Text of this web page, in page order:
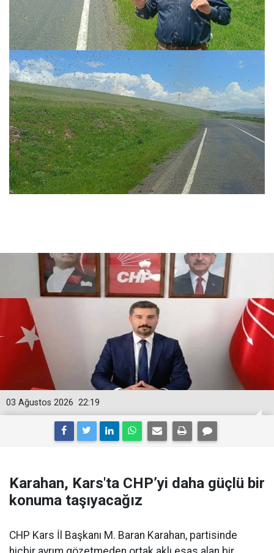
22:19
03 Ağustos 2026
Karahan, Kars'ta CHP’yi daha güçlü bir
konuma taşıyacağız
CHP Kars İl Başkanı M. Baran Karahan, partisinde